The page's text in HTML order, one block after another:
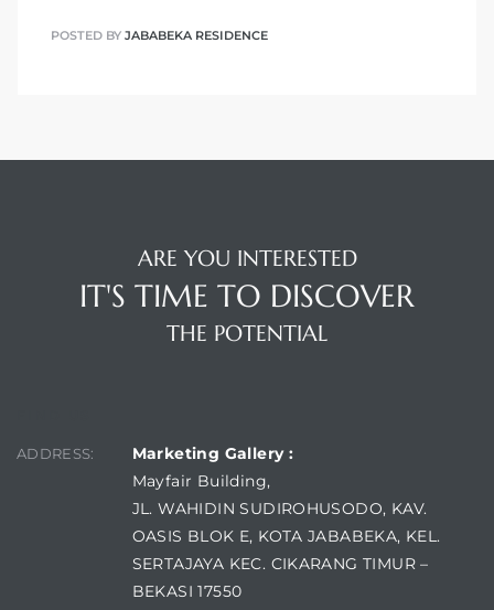
POSTED BY JABABEKA RESIDENCE
ARE YOU INTERESTED
IT'S TIME TO DISCOVER
THE POTENTIAL
ADDRESS:
Marketing Gallery :
Mayfair Building,
JL. WAHIDIN SUDIROHUSODO, KAV.
OASIS BLOK E, KOTA JABABEKA, KEL.
SERTAJAYA KEC. CIKARANG TIMUR –
BEKASI 17550